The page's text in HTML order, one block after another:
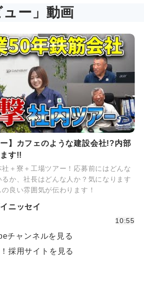
ー」動画
ー】カフェのような建設会社!?内部
す!!
＋寮＋工場ツアー！応募前にはどんな
るか、社長はどんな人か？気になります
良い雰囲気が伝わります！
ニッセイ
10:55
チャンネルを見る
採用サイトを見る